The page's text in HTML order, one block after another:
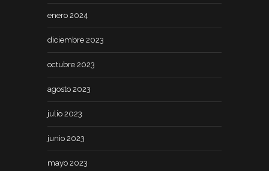
enero 2024
diciembre 2023
octubre 2023
agosto 2023
julio 2023
junio 2023
mayo 2023